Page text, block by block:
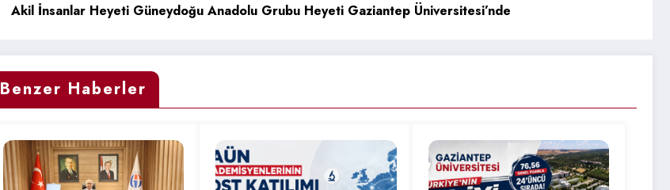
Akil İnsanlar Heyeti Güneydoğu Anadolu Grubu Heyeti Gaziantep Üniversitesi’nde
Benzer Haberler